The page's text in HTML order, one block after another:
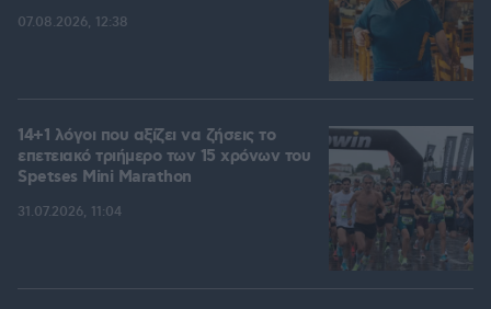
07.08.2026, 12:38
14+1 λόγοι που αξίζει να ζήσεις το
επετειακό τριήμερο των 15 χρόνων του
Spetses Mini Marathon
31.07.2026, 11:04